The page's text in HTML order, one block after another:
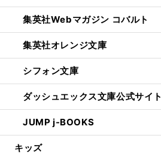
集英社Webマガジン コバルト
集英社オレンジ文庫
シフォン文庫
ダッシュエックス文庫公式サイト
JUMP j-BOOKS
キッズ